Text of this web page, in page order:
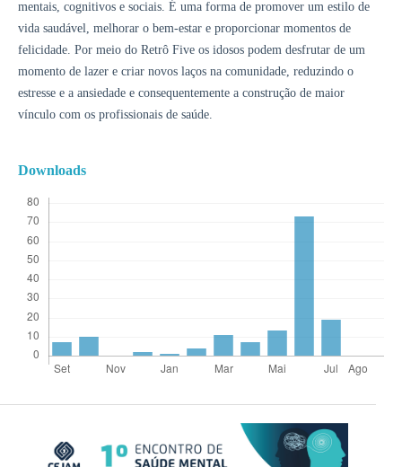
mentais, cognitivos e sociais. É uma forma de promover um estilo de
vida saudável, melhorar o bem-estar e proporcionar momentos de
felicidade. Por meio do Retrô Five os idosos podem desfrutar de um
momento de lazer e criar novos laços na comunidade, reduzindo o
estresse e a ansiedade e consequentemente a construção de maior
vínculo com os profissionais de saúde.
Downloads